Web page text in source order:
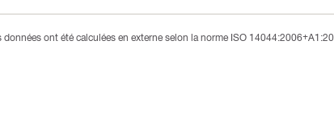
ont été calculées en externe selon la norme ISO